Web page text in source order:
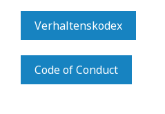
Verhaltenskodex
Code of Conduct